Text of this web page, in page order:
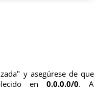
y asegúrese de que
en0.0.0.0/0. A